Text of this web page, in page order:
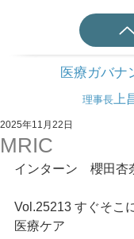
医療ガバナ
理事長 上
MRIC
2025年11月22日
インターン　櫻田杏
Vol.25213 すぐそこ
医療ケア